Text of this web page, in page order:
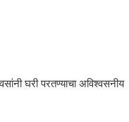
घरी परतण्याचा अविश्वसनीय